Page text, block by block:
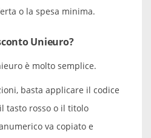
o la spesa minima.
Unieuro?
è molto semplice.
basta applicare il codice
tasto rosso o il titolo
va copiato e